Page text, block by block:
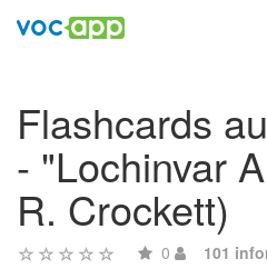
Flashcards
- "Lochinvar
R. Crockett)
0 101